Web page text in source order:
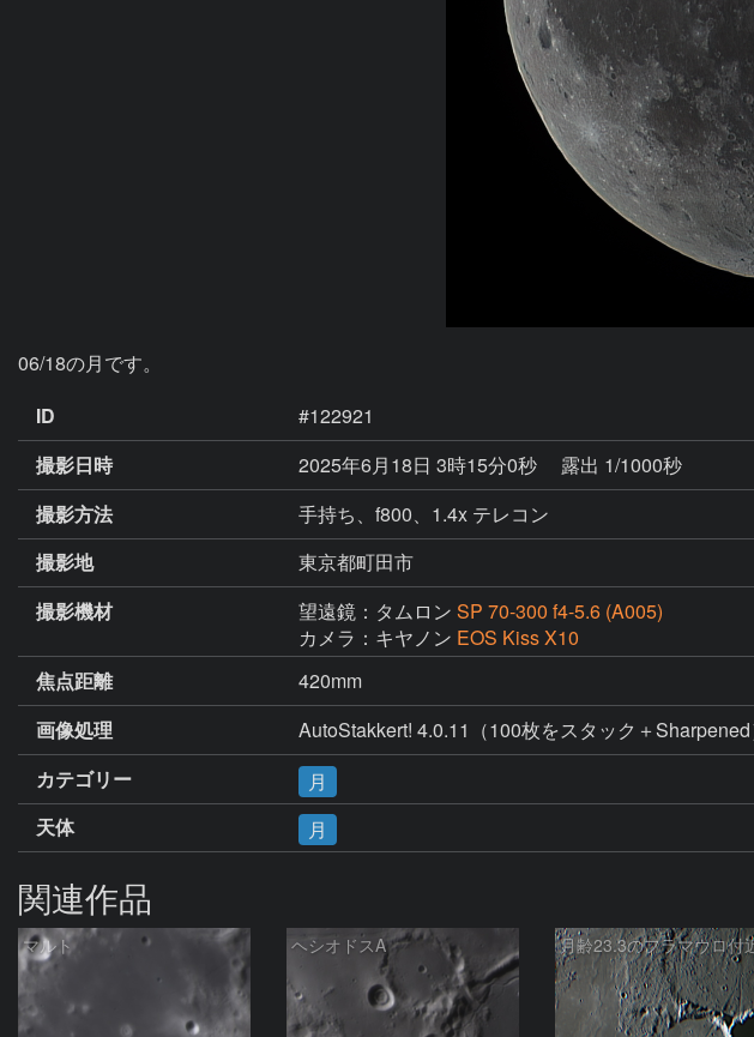
06/18の月です。
ID
#122921
撮影日時
2025年6月18日 3時15分0秒
露出 1/1000秒
撮影方法
手持ち、f800、1.4x テレコン
撮影地
東京都町田市
撮影機材
望遠鏡：タムロン SP 70-300 f4-5.6 (A005)
カメラ：キヤノン EOS Kiss X10
焦点距離
420mm
画像処理
AutoStakkert! 4.0.11（100枚をスタック＋
カテゴリー
月
天体
月
関連作品
マルト ヘシオドスA 月齢23.3のフラマウロ付